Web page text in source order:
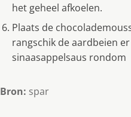
het geheel afkoelen.
Plaats de
rangschik de aardbeien
sinaasappelsaus rondom
Bron: spar